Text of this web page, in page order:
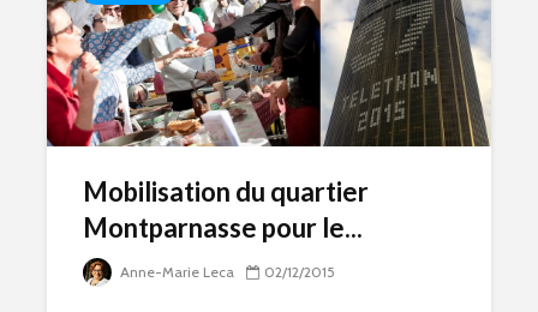
Mobilisation du quartier
Montparnasse pour le...
Anne-Marie Leca 02/12/2015